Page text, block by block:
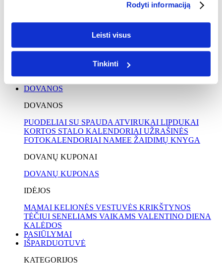
Rodyti informaciją
Leisti visus
Tinkinti
PAPUOŠTI SIENĄ
AI FOTODROBĖS
PLAKATAI
DOVANOS
DOVANOS
PUODELIAI SU SPAUDA ATVIRUKAI LIPDUKAI
KORTOS STALO KALENDORIAI UŽRAŠINĖS
FOTOKALENDORIAI NAMEE ŽAIDIMŲ KNYGA
DOVANŲ KUPONAI
DOVANŲ KUPONAS
IDĖJOS
MAMAI KELIONĖS VESTUVĖS KRIKŠTYNOS
TĖČIUI SENELIAMS VAIKAMS VALENTINO DIENA
KALĖDOS
PASIŪLYMAI
IŠPARDUOTUVĖ
KATEGORIJOS